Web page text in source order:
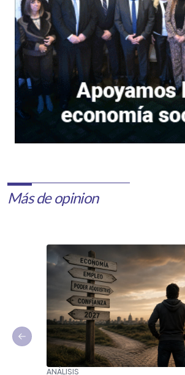
Más de opinion
ANÁLISIS
Previous slide